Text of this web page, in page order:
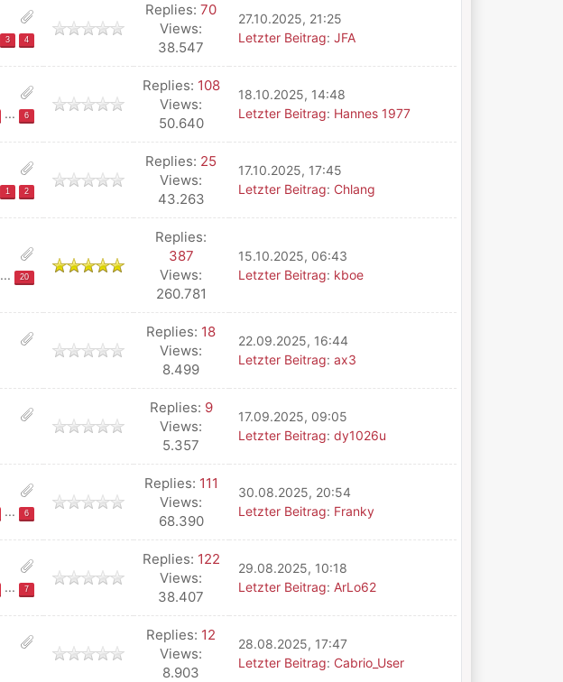
3 4
Replies:70
Views:
38.547
27.10.2025, 21:25
Letzter Beitrag: JFA
... 6
Replies: 108
Views:
50.640
18.10.2025, 14:48
Letzter Beitrag: Hannes 1977
1 2
Replies: 25
Views:
43.263
17.10.2025, 17:45
Letzter Beitrag: Chlang
... 20
Replies:
387
Views:
260.781
15.10.2025, 06:43
Letzter Beitrag: kboe
Replies: 18
Views:
8.499
22.09.2025, 16:44
Letzter Beitrag: ax3
Replies: 9
Views:
5.357
17.09.2025, 09:05
Letzter Beitrag: dy1026u
... 6
Replies: 111
Views:
68.390
30.08.2025, 20:54
Letzter Beitrag: Franky
... 7
Replies: 122
Views:
38.407
29.08.2025, 10:18
Letzter Beitrag: ArLo62
Replies: 12
Views:
8.903
28.08.2025, 17:47
Letzter Beitrag: Cabrio_User